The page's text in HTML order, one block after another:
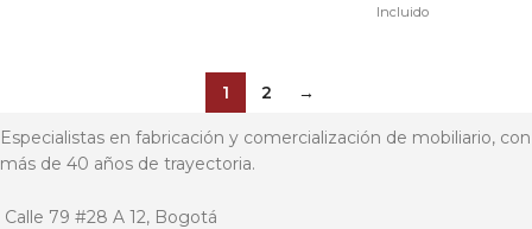
Incluido
1 2 →
Especialistas en fabricación y comercialización de mobiliario, con
más de 40 años de trayectoria.
Calle 79 #28 A 12, Bogotá